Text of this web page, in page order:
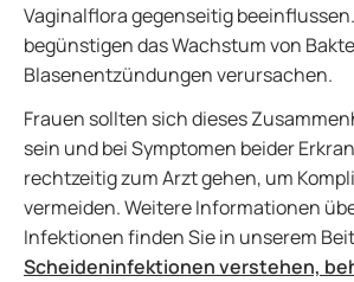
Vaginalflora gegenseitig
begünstigen das Wachstum von
Blasenentzündungen verursachen.
Frauen sollten sich dieses
sein und bei Symptomen beider
rechtzeitig zum Arzt gehen, um
vermeiden. Weitere Informationen
Infektionen finden Sie in unserem
Scheideninfektionen verstehen,